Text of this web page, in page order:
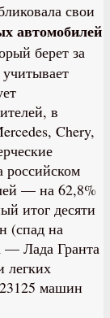
свои
автомобилей
берет за
в
Chery,
— на 62,8%
итог десяти
(спад на
— Лада Гранта
легких
машин